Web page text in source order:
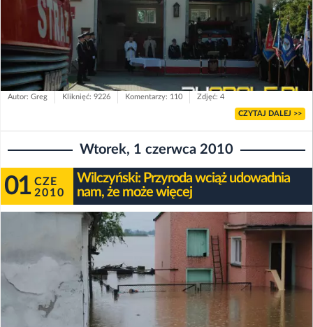
Autor: Greg Kliknięć: 9226 Komentarzy: 110 Zdjęć: 4
CZYTAJ DALEJ >>
Wtorek, 1 czerwca 2010
01 CZE
2010
Wilczyński: Przyroda wciąż udowadnia
nam, że może więcej